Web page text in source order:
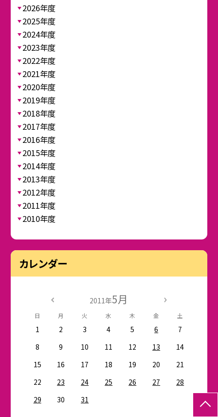
2026年度
2025年度
2024年度
2023年度
2022年度
2021年度
2020年度
2019年度
2018年度
2017年度
2016年度
2015年度
2014年度
2013年度
2012年度
2011年度
2010年度
カレンダー
2011年5月
日 月 火 水 木 金 土
1 2 3 4 5 6
7
8
9 10 11 12 13
14
15
16 17 18 19 20
21
22
23 24 25 26 27
28
29
30 31